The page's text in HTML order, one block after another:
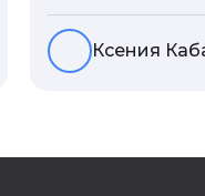
разработали
проведения
исследований,
Ксения